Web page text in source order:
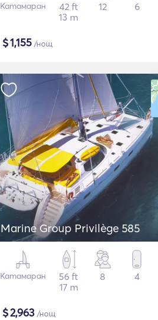
Катамаран
42 ft
13 m
12 6
$1,155 /нощ
Marine Group Privilège 585
Катамаран
56 ft
17 m
8 4
$2,963 /нощ